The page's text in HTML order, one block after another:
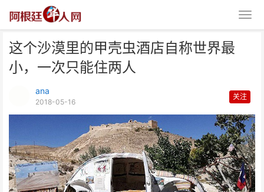
这个沙漠里的甲壳虫酒店自称世界最
小，一次只能住两人
ana
2018-05-16
关注
这个沙漠里的甲壳虫酒店自称世界
最小，一次只能住两人